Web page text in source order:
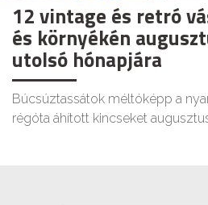
12 vintage és retró
és környékén
utolsó hónapjára
Búcsúztassátok méltóképp a
régóta áhított kincseket